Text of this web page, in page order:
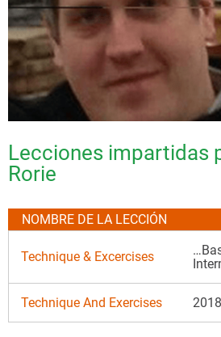
Lecciones impartidas
Rorie
NOMBRE DE LA LECCIÓN
Technique & Excercises
Technique And Exercises